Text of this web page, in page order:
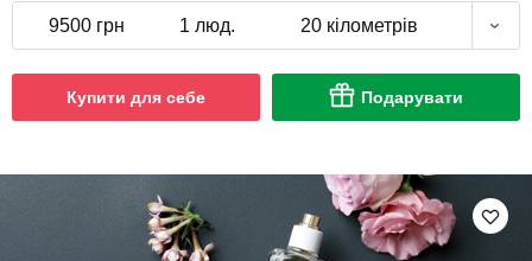
9500 грн 1 люд. 20 кілометрів
Купити для себе Подарувати